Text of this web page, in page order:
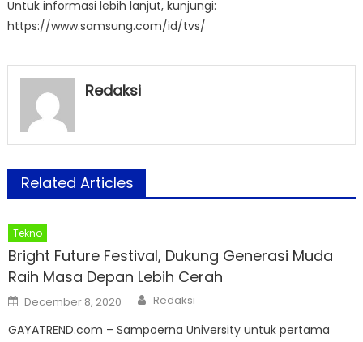
Untuk informasi lebih lanjut, kunjungi:
https://www.samsung.com/id/tvs/
Redaksi
Related Articles
Tekno
Bright Future Festival, Dukung Generasi Muda
Raih Masa Depan Lebih Cerah
Posted
on
December 8, 2020 Author
Redaksi
GAYATREND.com – Sampoerna University untuk pertama